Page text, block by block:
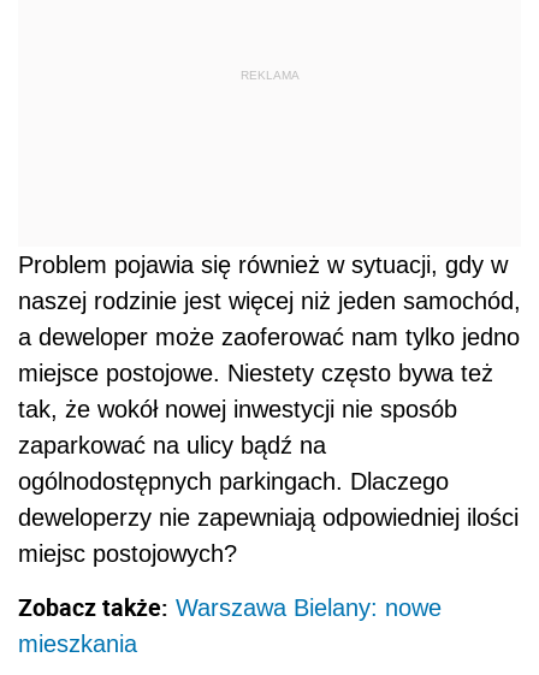
REKLAMA
Problem pojawia się również w sytuacji, gdy w
naszej rodzinie jest więcej niż jeden samochód,
a deweloper może zaoferować nam tylko jedno
miejsce postojowe. Niestety często bywa też
tak, że wokół nowej inwestycji nie sposób
zaparkować na ulicy bądź na
ogólnodostępnych parkingach. Dlaczego
deweloperzy nie zapewniają odpowiedniej ilości
miejsc postojowych?
Zobacz także: Warszawa Bielany: nowe
mieszkania